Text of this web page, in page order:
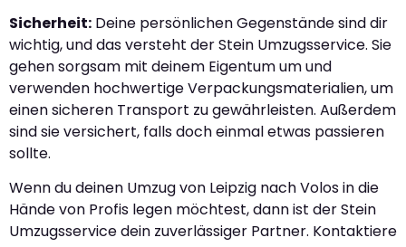
Sicherheit: Deine persönlichen Gegenstände sind dir
wichtig, und das versteht der Stein Umzugsservice. Sie
gehen sorgsam mit deinem Eigentum um und
verwenden hochwertige Verpackungsmaterialien, um
einen sicheren Transport zu gewährleisten. Außerdem
sind sie versichert, falls doch einmal etwas passieren
sollte.
Wenn du deinen Umzug von Leipzig nach Volos in die
Hände von Profis legen möchtest, dann ist der Stein
Umzugsservice dein zuverlässiger Partner. Kontaktiere